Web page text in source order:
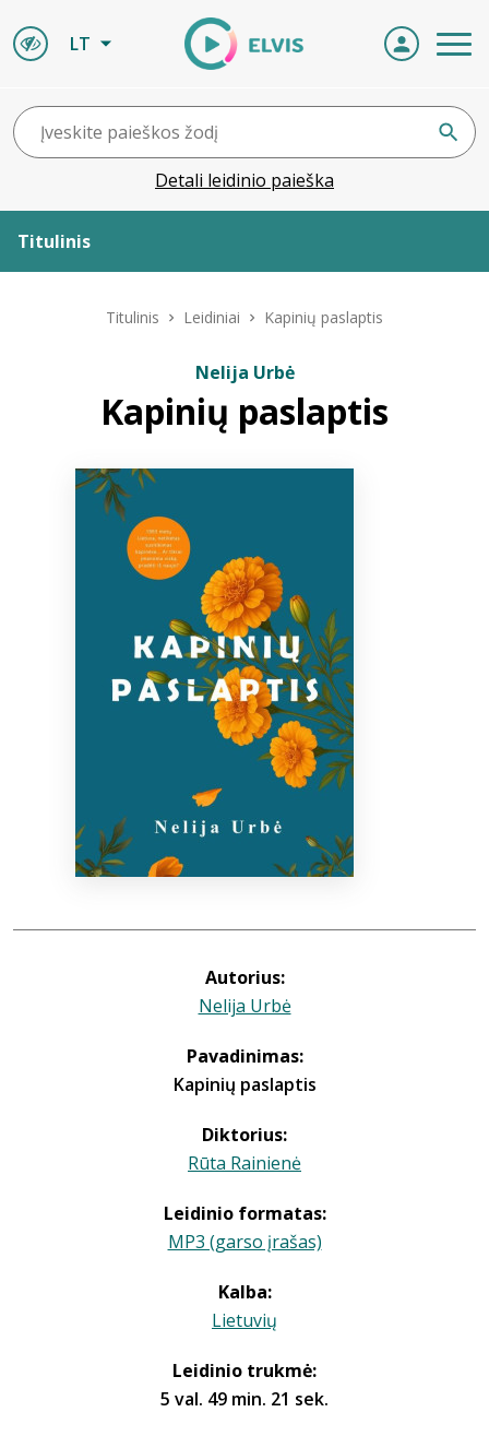
LT
Detali leidinio paieška
Titulinis
ELVIS atvyksta
Naujienos
Bibliotekoms
+370 667 80 541
info@elvislab.lt
Titulinis Leidiniai Kapinių paslaptis
Nelija Urbė
Kapinių paslaptis
Autorius:
Nelija Urbė
Pavadinimas:
Kapinių paslaptis
Diktorius:
Rūta Rainienė
Leidinio formatas:
MP3 (garso įrašas)
Kalba:
Lietuvių
Leidinio trukmė:
5 val. 49 min. 21 sek.